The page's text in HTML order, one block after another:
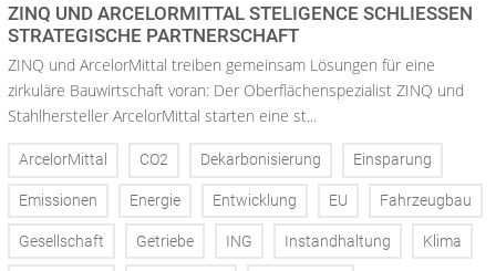
ZINQ UND ARCELORMITTAL STELIGENCE SCHLIESSEN S
TRATEGISCHE PARTNERSCHAFT
ZINQ und ArcelorMittal treiben gemeinsam Lösungen für eine
zirkuläre Bauwirtschaft voran: Der Oberflächenspezialist ZINQ und
Stahlhersteller ArcelorMittal starten eine st...
ArcelorMittal CO2 Dekarbonisierung Einsparung
Emissionen Energie Entwicklung EU Fahrzeugbau
Gesellschaft Getriebe ING Instandhaltung Klima